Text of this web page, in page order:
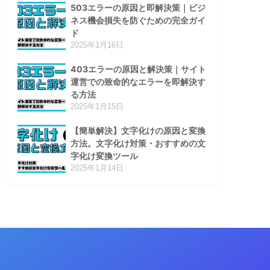
503エラーの原因と即解決策｜ビジ
ネス機会損失を防ぐための完全ガイ
ド
2025年1月16日
403エラーの原因と解決策｜サイト
運営での致命的なエラーを即解決す
る方法
2025年1月15日
【簡単解決】文字化けの原因と変換
方法。文字化け対策・おすすめの文
字化け変換ツール
2025年1月14日